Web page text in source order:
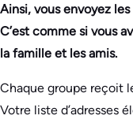
Ainsi, vous envoyez
C’est comme si vous
la famille et les amis.
Chaque groupe reçoit
Votre liste d’adresses